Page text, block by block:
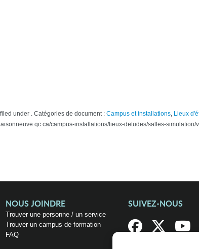
under . Catégories de document : Campus et installations, Lieux
campus-installations/lieux-detudes/salles-
NOUS JOINDRE
Trouver une personne / un service
Trouver un campus de formation
FAQ
SUIVEZ-NOUS